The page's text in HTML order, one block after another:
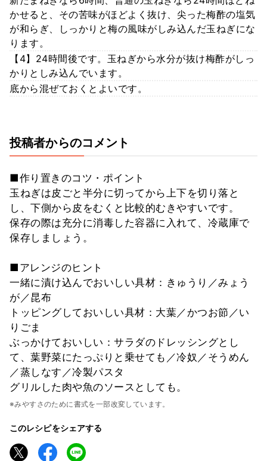
かせると、その苦味がほどよく抜け、尖った梅酢の塩気
が和らぎ、しっかりと梅の風味がしみ込んだ玉ねぎにな
ります。
【4】24時間後です。玉ねぎから水分が抜け梅酢がしっ
かりとしみ込んでいます。
底から混ぜておくとよいです。
投稿者からのコメント
■作り置きのコツ・ポイント
玉ねぎは皮ごと半分に切ってから上下を切り落と
し、下側から皮をむくと比較的むきやすいです。
保存の際は充分に消毒した容器に入れて、冷蔵庫で
保存しましょう。
■アレンジのヒント
一緒に漬け込んでおいしい具材：きゅうり／みょう
が／昆布
トッピングしておいしい具材：大葉／かつお節／い
りごま
ぶっかけておいしい：サラダのドレッシングとし
て、葉野菜にたっぷりと乗せても／冷奴／そうめん
／蒸しなす／冷製パスタ
グリルした肉や魚のソースとしても。
※みやすさのために書式を一部改変しています。
このレシピをシェアする